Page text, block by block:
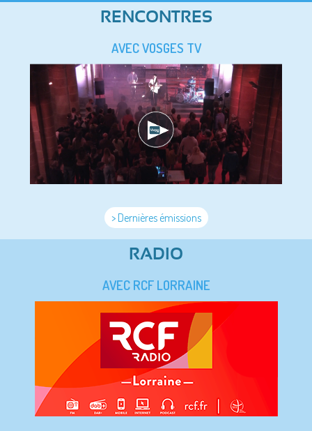
RENCONTRES
AVEC VOSGES TV
> Dernières émissions
RADIO
AVEC RCF LORRAINE